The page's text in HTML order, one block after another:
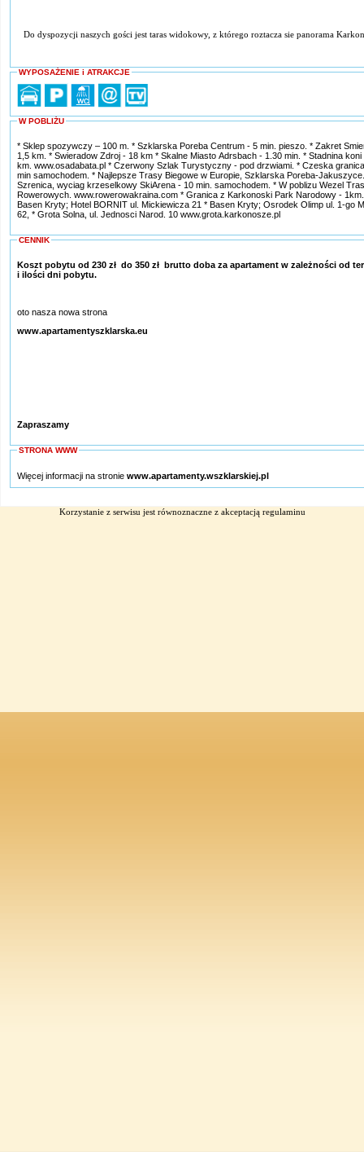
Do dyspozycji naszych gości jest taras widokowy, z którego roztacza sie panorama
WYPOSAŻENIE i ATRAKCJE
W POBLIŻU
* Sklep spozywczy – 100 m. * Szklarska Poreba Centrum - 5 min. pieszo. * Zakret
1,5 km. * Swieradow Zdroj - 18 km * Skalne Miasto Adrsbach - 1.30 min. * Stadnina koni
km. www.osadabata.pl * Czerwony Szlak Turystyczny - pod drzwiami. * Czeska
min samochodem. * Najlepsze Trasy Biegowe w Europie, Szklarska Poreba-
Szrenica, wyciag krzeselkowy SkiArena - 10 min. samochodem. * W poblizu Wezel Tras
Rowerowych. www.rowerowakraina.com * Granica z Karkonoski Park Narodowy -
Basen Kryty; Hotel BORNIT ul. Mickiewicza 21 * Basen Kryty; Osrodek Olimp ul. 1-go
62, * Grota Solna, ul. Jednosci Narod. 10 www.grota.karkonosze.pl
CENNIK
Koszt pobytu od 230 zł do 350 zł brutto doba za apartament w zależności od
i ilości dni pobytu.
oto nasza nowa strona
www.apartamentyszklarska.eu
Zapraszamy
STRONA WWW
Więcej informacji na stronie www.apartamenty.wszklarskiej.pl
Korzystanie z serwisu jest równoznaczne z akceptacją regulaminu